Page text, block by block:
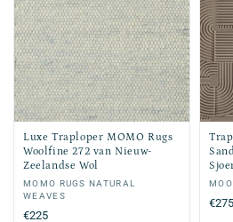
Luxe Traploper MOMO Rugs
Woolfine 272 van Nieuw-
Zeelandse Wol
Verkoper:
MOMO RUGS NATURAL
WEAVES
Normale
€225
€275